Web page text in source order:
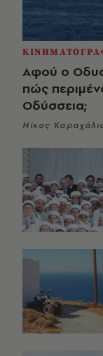
Αφού ο
πώς
Οδύσσεια;
Νίκος